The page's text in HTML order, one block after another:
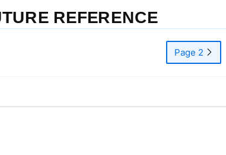
REFERENCE
Page 2